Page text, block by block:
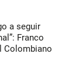
a seguir
Franco
Colombiano